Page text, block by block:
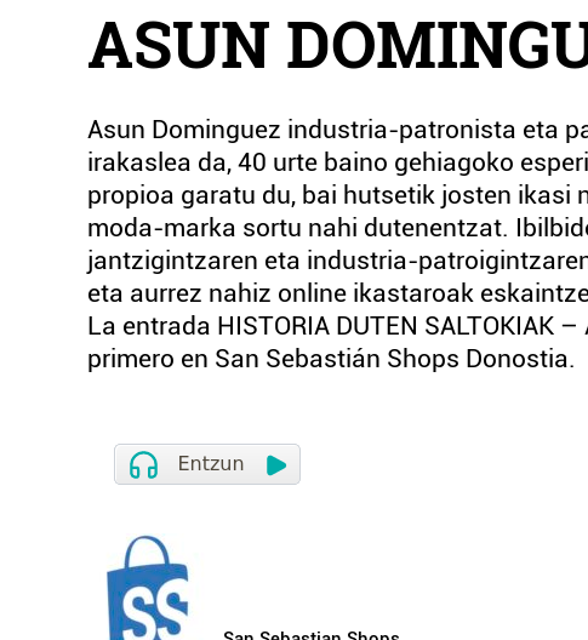
ASUN
Asun Dominguez industria-patronista eta
irakaslea da, 40 urte baino gehiagoko
propioa garatu du, bai hutsetik josten ikasi
moda-marka sortu nahi dutenentzat.
jantzigintzaren eta industria-
eta aurrez nahiz online ikastaroak
La entrada HISTORIA DUTEN SALTOKIAK
primero en San Sebastián Shops Donostia.